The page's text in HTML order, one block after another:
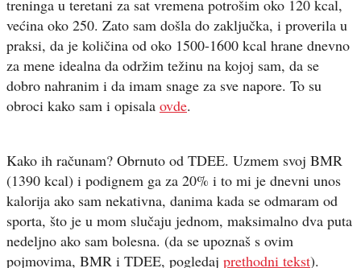
treninga u teretani za sat vremena potrošim oko 120 kcal,
većina oko 250. Zato sam došla do zaključka, i proverila u
praksi, da je količina od oko 1500-1600 kcal hrane dnevno
za mene idealna da održim težinu na kojoj sam, da se
dobro nahranim i da imam snage za sve napore. To su
obroci kako sam i opisala ovde.
Kako ih računam? Obrnuto od TDEE. Uzmem svoj BMR
(1390 kcal) i podignem ga za 20% i to mi je dnevni unos
kalorija ako sam nekativna, danima kada se odmaram od
sporta, što je u mom slučaju jednom, maksimalno dva puta
nedeljno ako sam bolesna. (da se upoznaš s ovim
pojmovima, BMR i TDEE, pogledaj prethodni tekst).